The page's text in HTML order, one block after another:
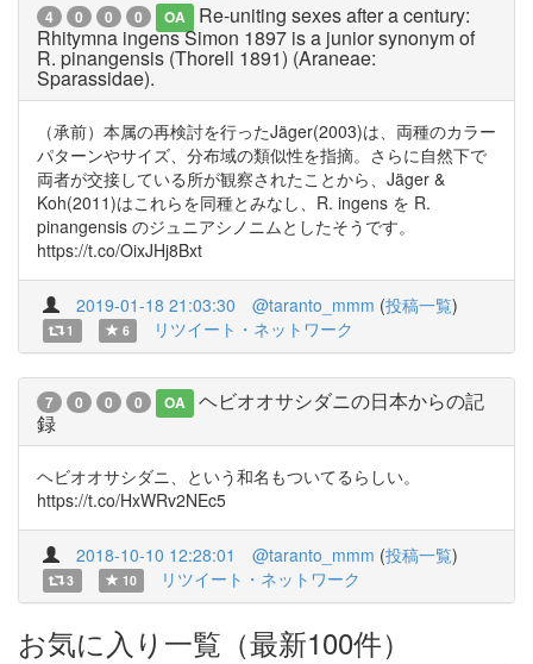
4 0 0 0 OA
Re-uniting sexes after a century:
Rhitymna ingens Simon 1897 is a junior synonym of
R. pinangensis (Thorell 1891) (Araneae:
Sparassidae).
（承前）本属の再検討を行ったJäger(2003)は、両種のカラー
パターンやサイズ、分布域の類似性を指摘。さらに自然下で
両者が交接している所が観察されたことから、Jäger &
Koh(2011)はこれらを同種とみなし、R. ingens を R.
pinangensis のジュニアシノニムとしたそうです。
https://t.co/OixJHj8Bxt
2019-01-18 21:03:30 @taranto_mmm (投稿一覧)
1 6 リツイート・ネットワーク
7 0 0 0 OA
ヘビオオサシダニの日本からの記
録
ヘビオオサシダニ、という和名もついてるらしい。
https://t.co/HxWRv2NEc5
2018-10-10 12:28:01 @taranto_mmm (投稿一覧)
3 10 リツイート・ネットワーク
お気に入り一覧（最新100件）